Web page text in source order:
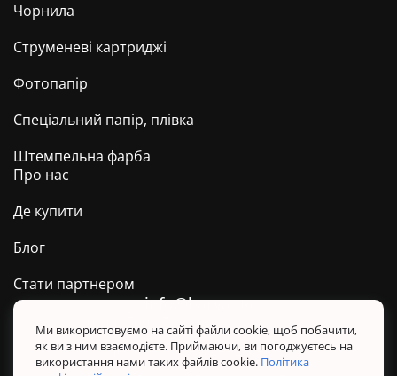
Чорнила
Струменеві картриджі
Фотопапір
Спеціальний папір, плівка
Штемпельна фарба
Про нас
Де купити
Блог
Стати партнером
Техпідтримка ТМ BARVA
Політика конфіденційності
info@barva.ua
Ми використовуємо на сайті файли cookie, щоб побачити,
як ви з ним взаємодієте. Приймаючи, ви погоджуєтесь на
використання нами таких файлів cookie. Політика